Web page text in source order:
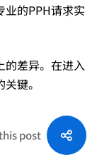
业的PPH请求实
差异。在进入
键。
post